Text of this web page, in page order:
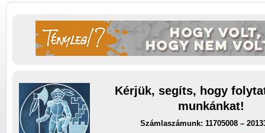
Kérjük, segíts, hogy
munkánkat!
Számlaszámunk: 11705008 –